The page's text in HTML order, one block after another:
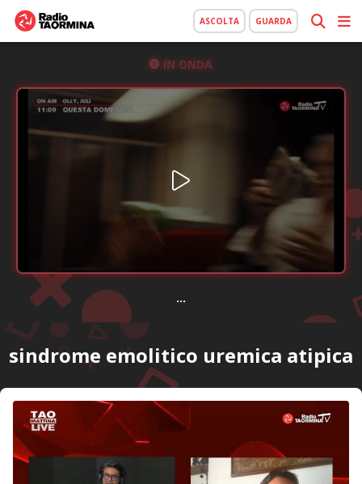
ASCOLTA GUARDA
IN ONDA
...
sindrome emolitico uremica atipica